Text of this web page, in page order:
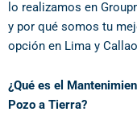
lo realizamos en
y por qué somos tu
opción en Lima y
¿Qué es el
Pozo a Tierra?